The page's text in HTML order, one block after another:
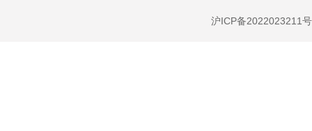
沪ICP备2022023211